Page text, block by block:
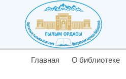
Главная О библиотеке